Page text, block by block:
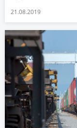
21.08.2019